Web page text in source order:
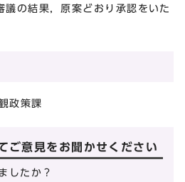
の結果，原案どおり承認をいた
政策課
ご意見をお聞かせください
したか？